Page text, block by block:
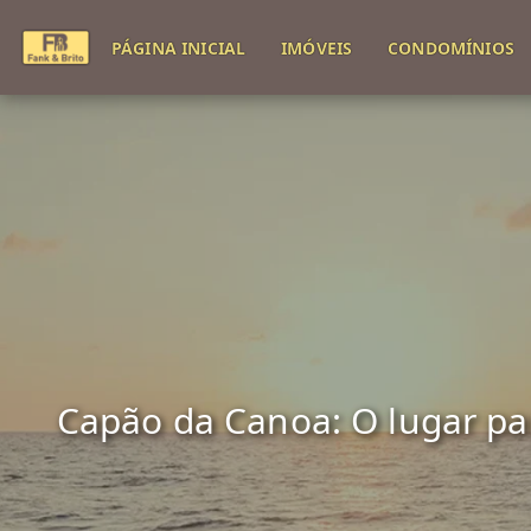
PÁGINA INICIAL IMÓVEIS CONDOMÍNIOS
Capão da Canoa: O lugar